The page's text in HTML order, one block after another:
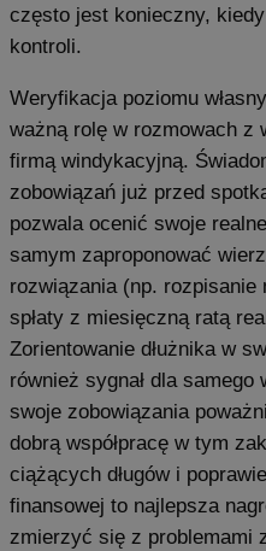
często jest konieczny, kiedy
kontroli.
Weryfikacja poziomu
ważną rolę w rozmowach z
firmą windykacyjną.
zobowiązań już przed
pozwala ocenić swoje
samym zaproponować
rozwiązania (np. rozpisanie
spłaty z miesięczną ratą
Zorientowanie dłużnika w
również sygnał dla
swoje zobowiązania
dobrą współpracę w tym
ciążących długów i
finansowej to najlepsza
zmierzyć się z problemami